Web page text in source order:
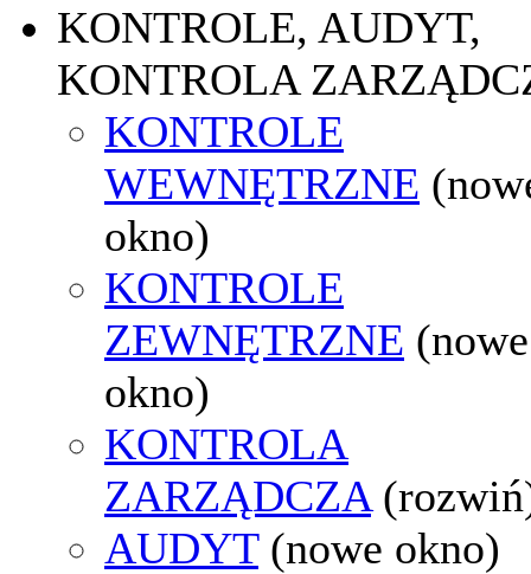
KONTROLE, AUDYT,
KONTROLA
KONTROLE
WEWNĘTRZNE
okno)
KONTROLE
ZEWNĘTRZNE (nowe
okno)
KONTROLA
ZARZĄDCZA
AUDYT (nowe okno)